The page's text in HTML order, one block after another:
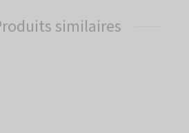
similaires